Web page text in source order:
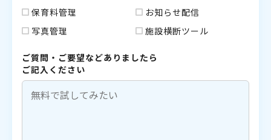
保育料管理
お知らせ配信
写真管理
施設横断ツール
ご質問・ご要望などありましたら
ご記入ください